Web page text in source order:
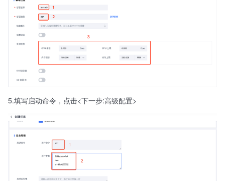
5.填写启动命令，点击<下一步:高级配置>